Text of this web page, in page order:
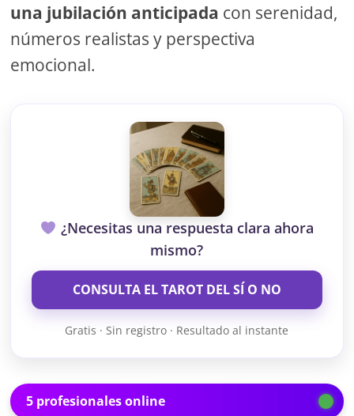
una jubilación anticipada con serenidad,
números realistas y perspectiva
emocional.
¿Necesitas una respuesta clara ahora
mismo?
CONSULTA EL TAROT DEL SÍ O NO
Gratis · Sin registro · Resultado al instante
5 profesionales online